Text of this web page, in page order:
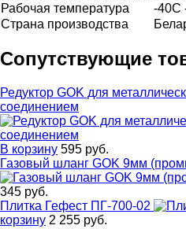
Рабочая температура
-40С
Страна производства
Сопутствующие
Редуктор GOK для
соединением
В корзину 595 руб.
Газовый шланг GOK 9мм
345 руб.
Плитка Гефест ПГ-700-02
корзину 2 255 руб.